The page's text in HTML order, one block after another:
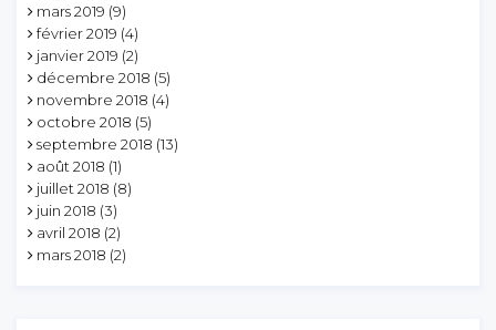
mars 2019 (9)
février 2019 (4)
janvier 2019 (2)
décembre 2018 (5)
novembre 2018 (4)
octobre 2018 (5)
septembre 2018 (13)
août 2018 (1)
juillet 2018 (8)
juin 2018 (3)
avril 2018 (2)
mars 2018 (2)